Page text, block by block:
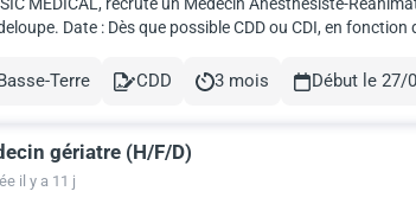
MEDICAL, recrute un Médecin Anesthésiste-
Date : Dès que possible CDD ou CDI, en
Terre
Contract
CDD
Durée
3 mois Début le 27/
gériatre (H/F/D)
il y a 11 j